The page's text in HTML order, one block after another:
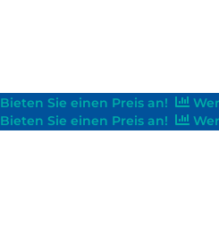
Bieten Sie einen Preis an!
Bieten Sie einen Preis an!